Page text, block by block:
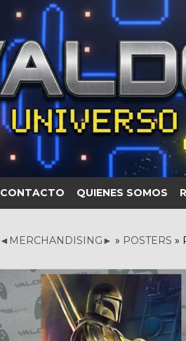
CONTACTO QUIENES SOMOS
◄MERCHANDISING► » POSTERS »